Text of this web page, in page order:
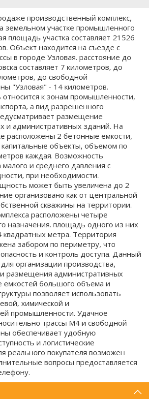
производственный комплекс,
земельном участке промышленного
площадь участка составляет 21526
Объект находится на съезде с
в городе Узловая. расстояние до
составляет 7 километров, до
до свободной
"Узловая" - 14 километров.
относится к зонам промышленности,
а вид разрешенного
размещение
и административных зданий. На
расположены 2 бетонные емкости,
объекты, объемом по
каждая. Возможность
и среднего давления с
при необходимости.
может быть увеличена до 2
организовано как от центральной
скважины на территории.
расположены четыре
назначения. площадь одного из них
квадратных метра. Территория
забором по периметру, что
и контроль доступа. Данный
организации производства,
размещения административных
емкостей большого объема и
позволяет использовать
химической и
промышленности. Удачное
трассы М4 и свободной
обеспечивает удобную
и логистические
реального покупателя возможен
вопросы предоставляется